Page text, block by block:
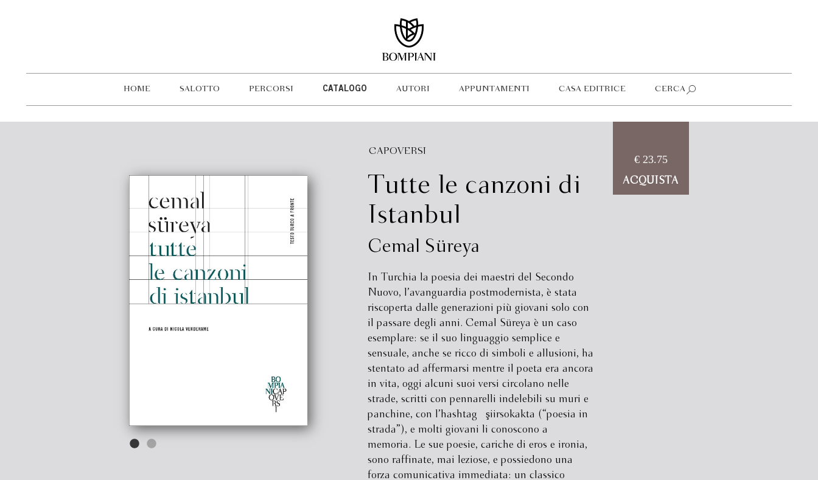
HOME SALOTTO PERCORSI CATALOGO AUTORI APPUNTAMENTI CASA EDITRICE CERCA
CAPOVERSI
Tutte le canzoni di
Istanbul
Cemal Süreya
In Turchia la poesia dei maestri del Secondo
Nuovo, l’avanguardia postmodernista, è stata
riscoperta dalle generazioni più giovani solo con
il passare degli anni. Cemal Süreya è un caso
esemplare: se il suo linguaggio semplice e
sensuale, anche se ricco di simboli e allusioni, ha
stentato ad affermarsi mentre il poeta era ancora
in vita, oggi alcuni suoi versi circolano nelle
strade, scritti con pennarelli indelebili su muri e
panchine, con l’hashtag #şiirsokakta (“poesia in
strada”), e molti giovani li conoscono a
memoria. Le sue poesie, cariche di eros e ironia,
sono raffinate, mai leziose, e possiedono una
forza comunicativa immediata: un classico
€ 23.75
ACQUISTA